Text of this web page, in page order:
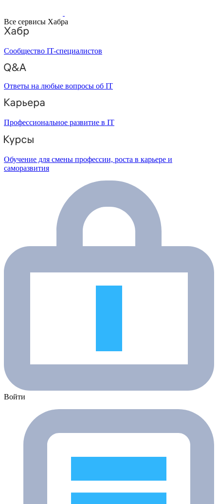
Все сервисы Хабра
Сообщество IT-специалистов
Ответы на любые вопросы об IT
Профессиональное развитие в IT
Обучение для смены профессии, роста в карьере и
саморазвития
Войти